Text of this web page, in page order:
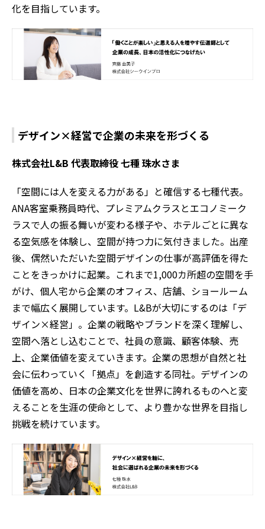
化を目指しています。
デザイン×経営で企業の未来を形づくる
株式会社L&B 代表取締役 七種 珠水さま
「空間には人を変える力がある」と確信する七種代表。
ANA客室乗務員時代、プレミアムクラスとエコノミーク
ラスで人の振る舞いが変わる様子や、ホテルごとに異な
る空気感を体験し、空間が持つ力に気付きました。出産
後、偶然いただいた空間デザインの仕事が高評価を得た
ことをきっかけに起業。これまで1,000カ所超の空間を手
がけ、個人宅から企業のオフィス、店舗、ショールーム
まで幅広く展開しています。L&Bが大切にするのは「デ
ザイン×経営」。企業の戦略やブランドを深く理解し、
空間へ落とし込むことで、社員の意識、顧客体験、売
上、企業価値を変えていきます。企業の思想が自然と社
会に伝わっていく「拠点」を創造する同社。デザインの
価値を高め、日本の企業文化を世界に誇れるものへと変
えることを生涯の使命として、より豊かな世界を目指し
挑戦を続けています。